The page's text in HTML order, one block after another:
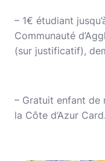
– 1€ étudiant
Communauté
(sur justificatif),
– Gratuit enfant de
la Côte d’Azur Card.